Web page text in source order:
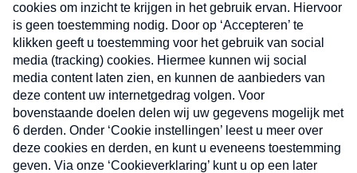
Nieuwsbrief